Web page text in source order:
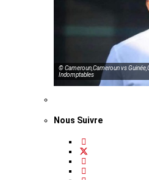
© Cameroun,Cameroun vs
Indomptables
Nous Suivre